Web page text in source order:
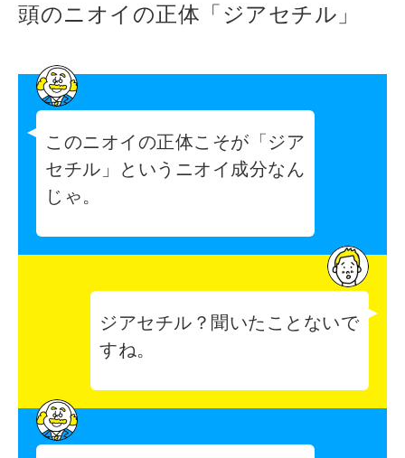
頭のニオイの正体「ジアセチル」
このニオイの正体こそが「ジア
セチル」というニオイ成分なん
じゃ。
ジアセチル？聞いたことないで
すね。